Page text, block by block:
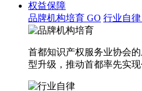
权益保障
品牌机构培育 GO 行业自律
首都知识产权服务业协会
型升级，推动首都率先实现